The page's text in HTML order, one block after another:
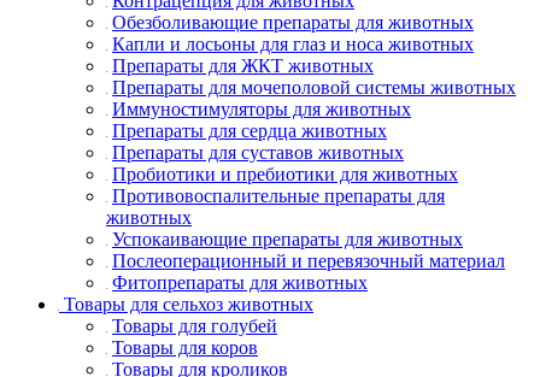
Обезболивающие препараты для животных
Капли и лосьоны для глаз и носа животных
Препараты для ЖКТ животных
Препараты для мочеполовой системы животных
Иммуностимуляторы для животных
Препараты для сердца животных
Препараты для суставов животных
Пробиотики и пребиотики для животных
Противовоспалительные препараты для
животных
Успокаивающие препараты для животных
Послеоперационный и перевязочный материал
Фитопрепараты для животных
Товары для сельхоз животных
Товары для голубей
Товары для коров
Товары для кроликов